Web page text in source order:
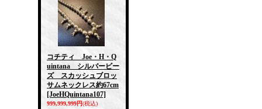
コチティ Joe・H・Q
uintana シルバービー
ズ スカッシュブロッ
サムネックレス約67cm
[JoeHQuintana107]
999,999,999円(税込)